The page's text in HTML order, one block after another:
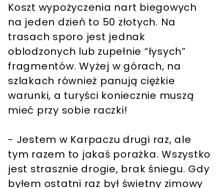
Koszt wypożyczenia nart biegowych
na jeden dzień to 50 złotych. Na
trasach sporo jest jednak
oblodzonych lub zupełnie “łysych”
fragmentów. Wyżej w górach, na
szlakach również panują ciężkie
warunki, a turyści koniecznie muszą
mieć przy sobie raczki!
- Jestem w Karpaczu drugi raz, ale
tym razem to jakaś porażka. Wszystko
jest strasznie drogie, brak śniegu. Gdy
byłem ostatni raz był świetny zimowy